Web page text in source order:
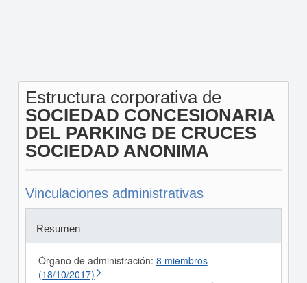
Estructura corporativa de
SOCIEDAD CONCESIONARIA
DEL PARKING DE CRUCES
SOCIEDAD ANONIMA
Vinculaciones administrativas
Resumen
Órgano de administración: 8 miembros
(18/10/2017)